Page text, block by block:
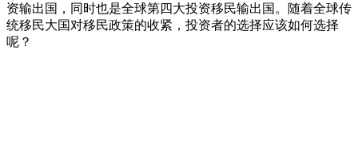
资输出国，同时也是全球第四大投资移民输出国。随着全球传
统移民大国对移民政策的收紧，投资者的选择应该如何选择
呢？